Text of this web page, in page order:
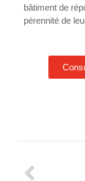
bâtiment de
pérennité de